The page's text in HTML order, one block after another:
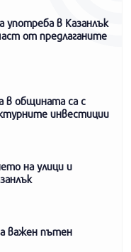
употреба в Казанлък
от предлаганите
в общината са с
инвестиции
на улици и
важен пътен